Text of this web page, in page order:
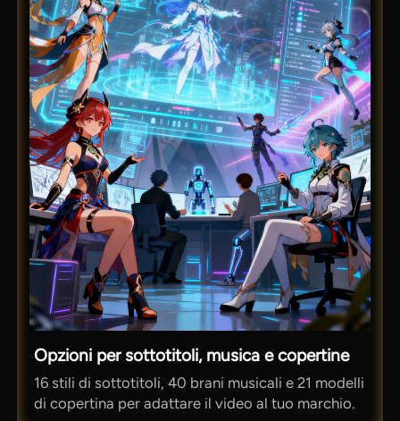
Opzioni per sottotitoli, musica e copertine
16 stili di sottotitoli, 40 brani musicali e 21 modelli
di copertina per adattare il video al tuo marchio.